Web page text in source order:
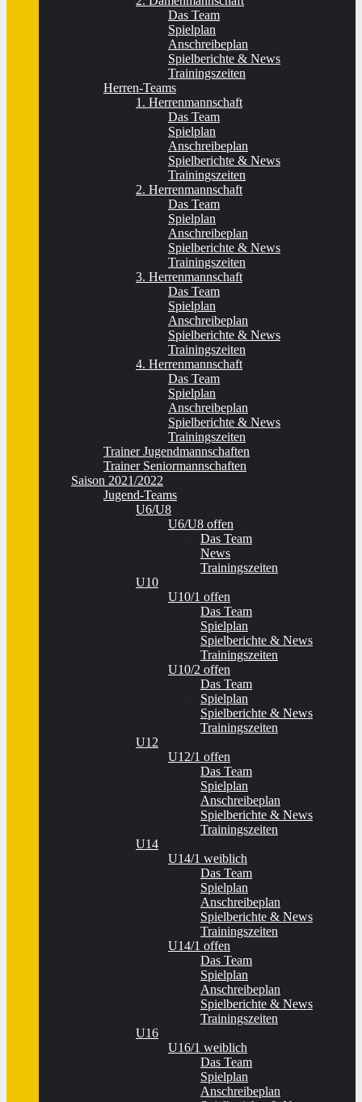
Das Team
Spielplan
Anschreibeplan
Spielberichte & News
Trainingszeiten
Herren-Teams
1. Herrenmannschaft
Das Team
Spielplan
Anschreibeplan
Spielberichte & News
Trainingszeiten
2. Herrenmannschaft
Das Team
Spielplan
Anschreibeplan
Spielberichte & News
Trainingszeiten
3. Herrenmannschaft
Das Team
Spielplan
Anschreibeplan
Spielberichte & News
Trainingszeiten
4. Herrenmannschaft
Das Team
Spielplan
Anschreibeplan
Spielberichte & News
Trainingszeiten
Trainer Jugendmannschaften
Trainer Seniormannschaften
Saison 2021/2022
Jugend-Teams
U6/U8
U6/U8 offen
Das Team
News
Trainingszeiten
U10
U10/1 offen
Das Team
Spielplan
Spielberichte & News
Trainingszeiten
U10/2 offen
Das Team
Spielplan
Spielberichte & News
Trainingszeiten
U12
U12/1 offen
Das Team
Spielplan
Anschreibeplan
Spielberichte & News
Trainingszeiten
U14
U14/1 weiblich
Das Team
Spielplan
Anschreibeplan
Spielberichte & News
Trainingszeiten
U14/1 offen
Das Team
Spielplan
Anschreibeplan
Spielberichte & News
Trainingszeiten
U16
U16/1 weiblich
Das Team
Spielplan
Anschreibeplan